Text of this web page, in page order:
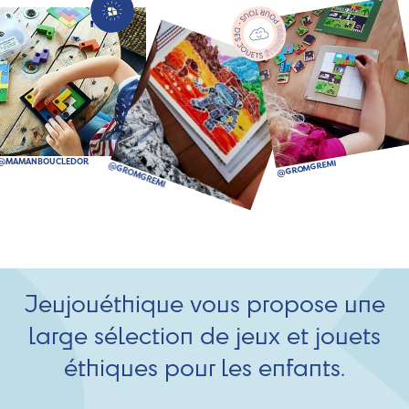
Jeujouéthique vous propose une
large sélection de jeux et jouets
éthiques pour les enfants.